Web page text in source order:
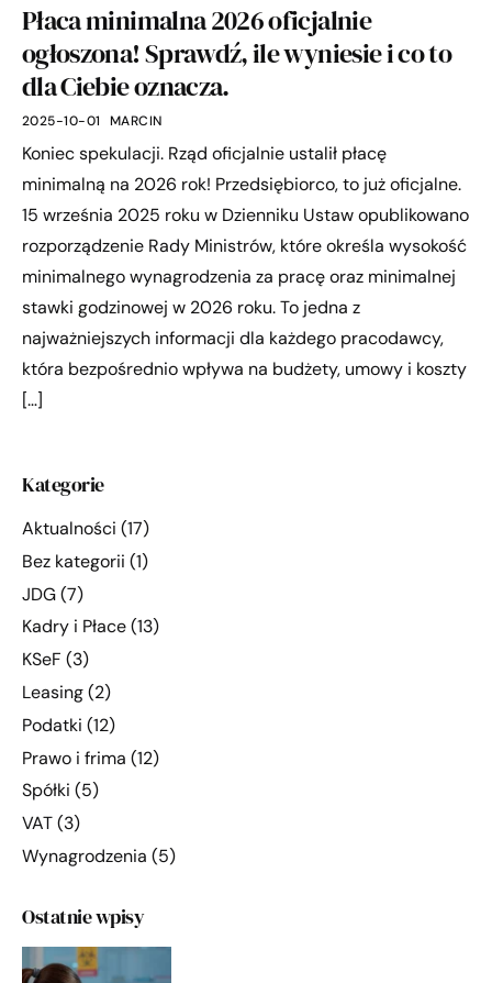
Płaca minimalna 2026 oficjalnie
ogłoszona! Sprawdź, ile wyniesie i co to
dla Ciebie oznacza.
2025-10-01 MARCIN
Koniec spekulacji. Rząd oficjalnie ustalił płacę
minimalną na 2026 rok! Przedsiębiorco, to już oficjalne.
15 września 2025 roku w Dzienniku Ustaw opublikowano
rozporządzenie Rady Ministrów, które określa wysokość
minimalnego wynagrodzenia za pracę oraz minimalnej
stawki godzinowej w 2026 roku. To jedna z
najważniejszych informacji dla każdego pracodawcy,
która bezpośrednio wpływa na budżety, umowy i koszty
[…]
Kategorie
Aktualności (17)
Bez kategorii (1)
JDG(7)
Kadry i Płace(13)
KSeF (3)
Leasing(2)
Podatki (12)
Prawo i frima (12)
Spółki (5)
VAT(3)
Wynagrodzenia (5)
Ostatnie wpisy